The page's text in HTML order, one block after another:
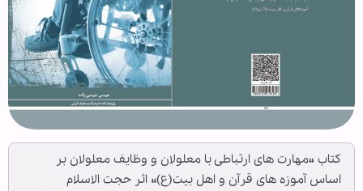
کتاب «مهارت های ارتباطی با معلولان و وظایف معلولان بر
اساس آموزه های قرآن و اهل بیت(ع)» اثر حجت الاسلام